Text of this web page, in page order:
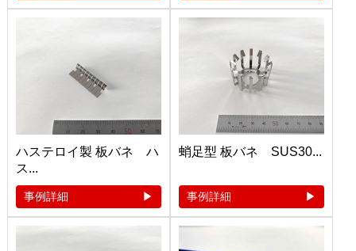
ハステロイ製 板バネ ハ
ス...
事例詳細
蛸足型 板バネ SUS30...
事例詳細